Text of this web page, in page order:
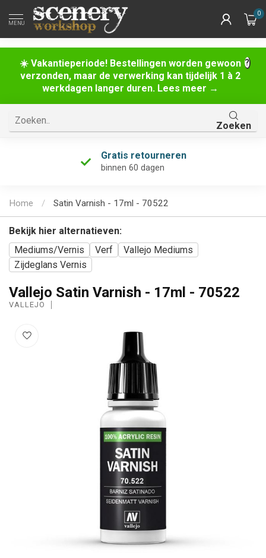
☀️ Vakantieperiode! Bestellingen worden gewoon
verzonden, maar de verwerking kan tijdelijk 1 à 2
werkdagen langer duren. Lees meer →
MENU
0
Zoeken
Gratis retourneren
binnen 60 dagen
Home / Satin Varnish - 17ml - 70522
Bekijk hier alternatieven:
Mediums/Vernis
Verf
Vallejo Mediums
Zijdeglans Vernis
Vallejo Satin Varnish - 17ml - 70522
VALLEJO